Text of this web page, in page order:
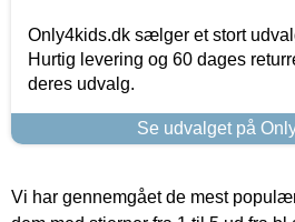
Only4kids.dk sælger et stort
Hurtig levering og 60 dages
deres udvalg.
Se udvalget på
Vi har gennemgået de mest